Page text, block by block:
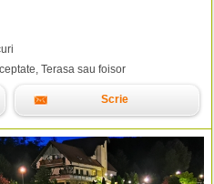
Terasa sau foisor
Scrie